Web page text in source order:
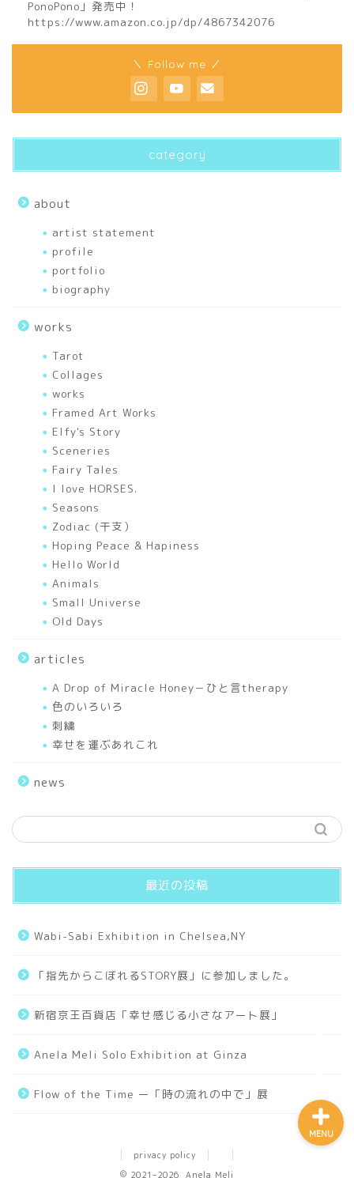
PonoPono」発売中！
https://www.amazon.co.jp/dp/4867342076
＼ Follow me ／
category
about
artist statement
profile
portfolio
biography
works
Tarot
Collages
works
Framed Art Works
Elfy's Story
Sceneries
Fairy Tales
I love HORSES.
Seasons
Zodiac (干支）
Hoping Peace & Hapiness
Hello World
Animals
Small Universe
Old Days
articles
A Drop of Miracle Honey－ひと言therapy
色のいろいろ
刺繍
幸せを運ぶあれこれ
news
最近の投稿
Wabi-Sabi Exhibition in Chelsea,NY
「指先からこぼれるSTORY展」に参加しました。
新宿京王百貨店「幸せ感じる小さなアート展」
Anela Meli Solo Exhibition at Ginza
Flow of the Time ー「時の流れの中で」展
privacy policy
2021–2026 Anela Meli
MENU
biography
Old Days
Collages